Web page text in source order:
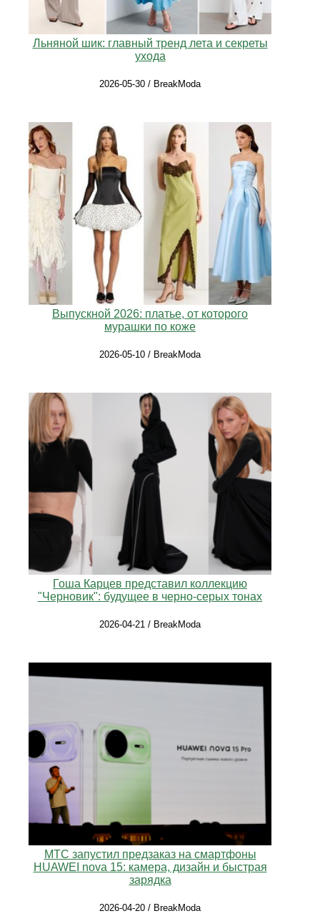
Льняной шик: главный тренд лета и секреты
ухода
2026-05-30 / BreakModa
Выпускной 2026: платье, от которого
мурашки по коже
2026-05-10 / BreakModa
Гоша Карцев представил коллекцию
"Черновик": будущее в черно-серых тонах
2026-04-21 / BreakModa
МТС запустил предзаказ на смартфоны
HUAWEI nova 15: камера, дизайн и быстрая
зарядка
2026-04-20 / BreakModa